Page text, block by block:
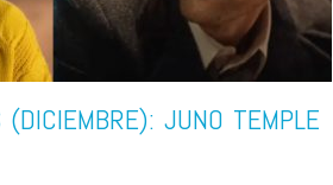
JUNO TEMPLE